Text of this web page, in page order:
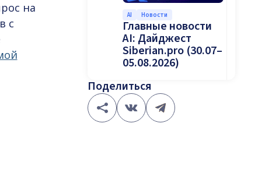
на
с
AI Новости
Главные новости
AI: Дайджест
Siberian.pro (30.07–
05.08.2026)
Поделиться